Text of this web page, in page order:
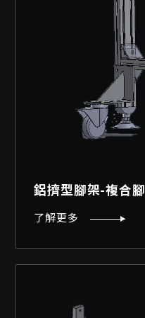
鋁擠型腳架-複合腳
了解更多